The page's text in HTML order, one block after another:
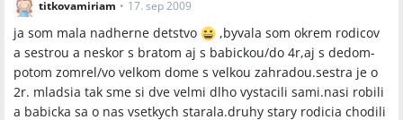
titkovamiriam • 17. sep 2009
ja som mala nadherne detstvo
,byvala som okrem rodicov
a sestrou a neskor s bratom aj s babickou/do 4r,aj s dedom-
potom zomrel/vo velkom dome s velkou zahradou.sestra je o
2r. mladsia tak sme si dve velmi dlho vystacili sami.nasi robili
a babicka sa o nas vsetkych starala.druhy stary rodicia chodili